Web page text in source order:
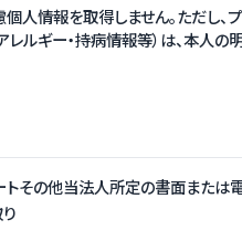
個人情報を取得しません。ただし
ルギー・持病情報等）は、本人
トその他当法人所定の書面または